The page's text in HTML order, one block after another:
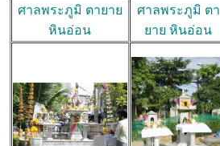
ศาลพระภูมิ ตายาย
หินอ่อน
ศาลพระภูมิ ตา
ยาย หินอ่อน